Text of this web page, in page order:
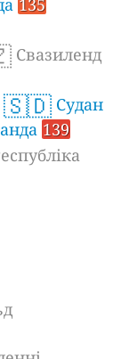
Свазиленд
🇸🇩 Судан
139